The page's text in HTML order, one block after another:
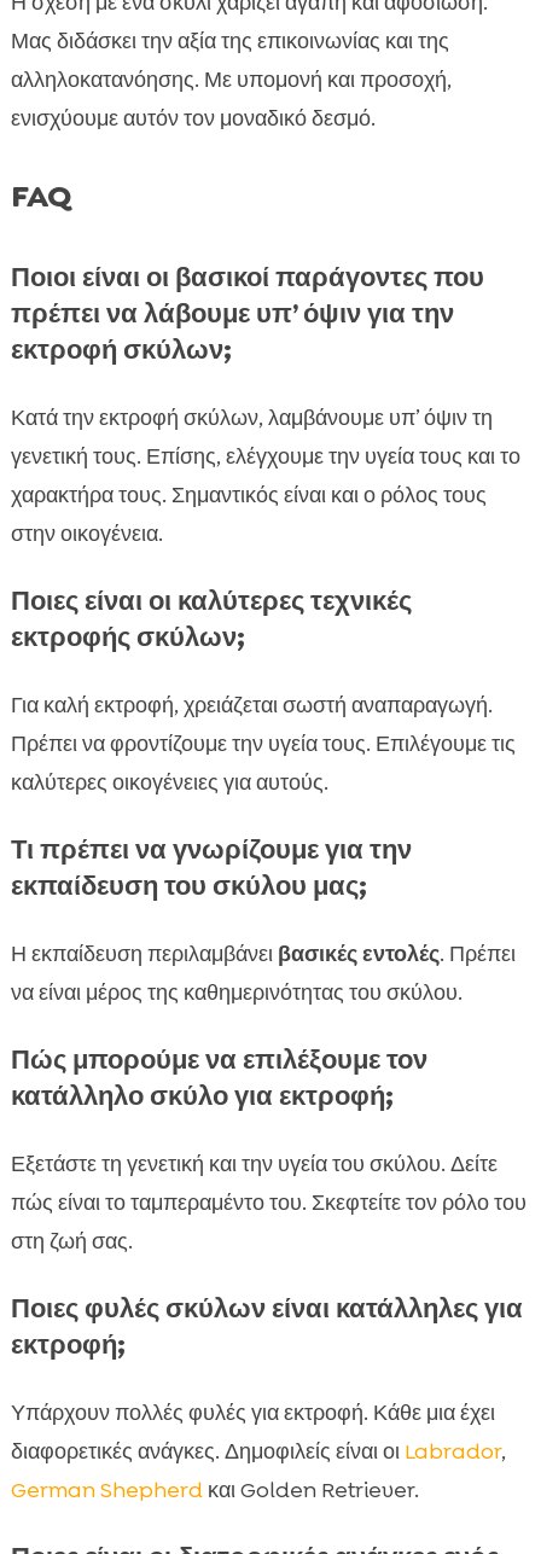
Μας διδάσκει την αξία της επικοινωνίας και της
αλληλοκατανόησης. Με υπομονή και προσοχή,
ενισχύουμε αυτόν τον μοναδικό δεσμό.
FAQ
Ποιοι είναι οι βασικοί παράγοντες που
πρέπει να λάβουμε υπ’ όψιν για την
εκτροφή σκύλων;
Κατά την εκτροφή σκύλων, λαμβάνουμε υπ’ όψιν τη
γενετική τους. Επίσης, ελέγχουμε την υγεία τους και το
χαρακτήρα τους. Σημαντικός είναι και ο ρόλος τους
στην οικογένεια.
Ποιες είναι οι καλύτερες τεχνικές
εκτροφής σκύλων;
Για καλή εκτροφή, χρειάζεται σωστή αναπαραγωγή.
Πρέπει να φροντίζουμε την υγεία τους. Επιλέγουμε τις
καλύτερες οικογένειες για αυτούς.
Τι πρέπει να γνωρίζουμε για την
εκπαίδευση του σκύλου μας;
Η εκπαίδευση περιλαμβάνει βασικές εντολές. Πρέπει
να είναι μέρος της καθημερινότητας του σκύλου.
Πώς μπορούμε να επιλέξουμε τον
κατάλληλο σκύλο για εκτροφή;
Εξετάστε τη γενετική και την υγεία του σκύλου. Δείτε
πώς είναι το ταμπεραμέντο του. Σκεφτείτε τον ρόλο του
στη ζωή σας.
Ποιες φυλές σκύλων είναι κατάλληλες για
εκτροφή;
Υπάρχουν πολλές φυλές για εκτροφή. Κάθε μια έχει
διαφορετικές ανάγκες. Δημοφιλείς είναι οι Labrador,
German Shepherdκαι Golden Retriever.